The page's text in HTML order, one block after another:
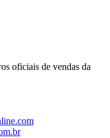
oficiais de vendas da